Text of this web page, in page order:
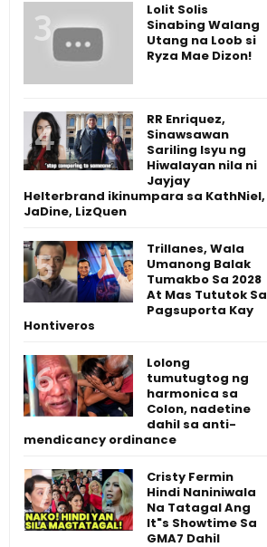
Lolit Solis
Sinabing Walang
Utang na Loob si
Ryza Mae Dizon!
RR Enriquez,
Sinawsawan
Sariling Isyu ng
Hiwalayan nila ni
Jayjay
Helterbrand ikinumpara sa KathNiel,
JaDine, LizQuen
Trillanes, Wala
Umanong Balak
Tumakbo Sa 2028
At Mas Tututok Sa
Pagsuporta Kay
Hontiveros
Lolong
tumutugtog ng
harmonica sa
Colon, nadetine
dahil sa anti-
mendicancy ordinance
Cristy Fermin
Hindi Naniniwala
Na Tatagal Ang
It"s Showtime Sa
GMA7 Dahil